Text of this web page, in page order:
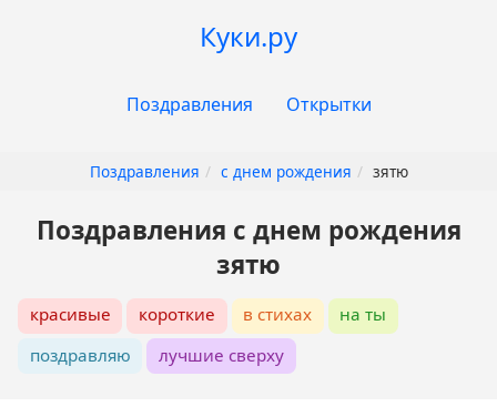
Куки.ру
ОсновнаяПоздравления Открытки
Поздравления с днем рождения зятю
Поздравления с днем рождения
зятю
красивые короткие в стихах
на ты
поздравляю
лучшие сверху